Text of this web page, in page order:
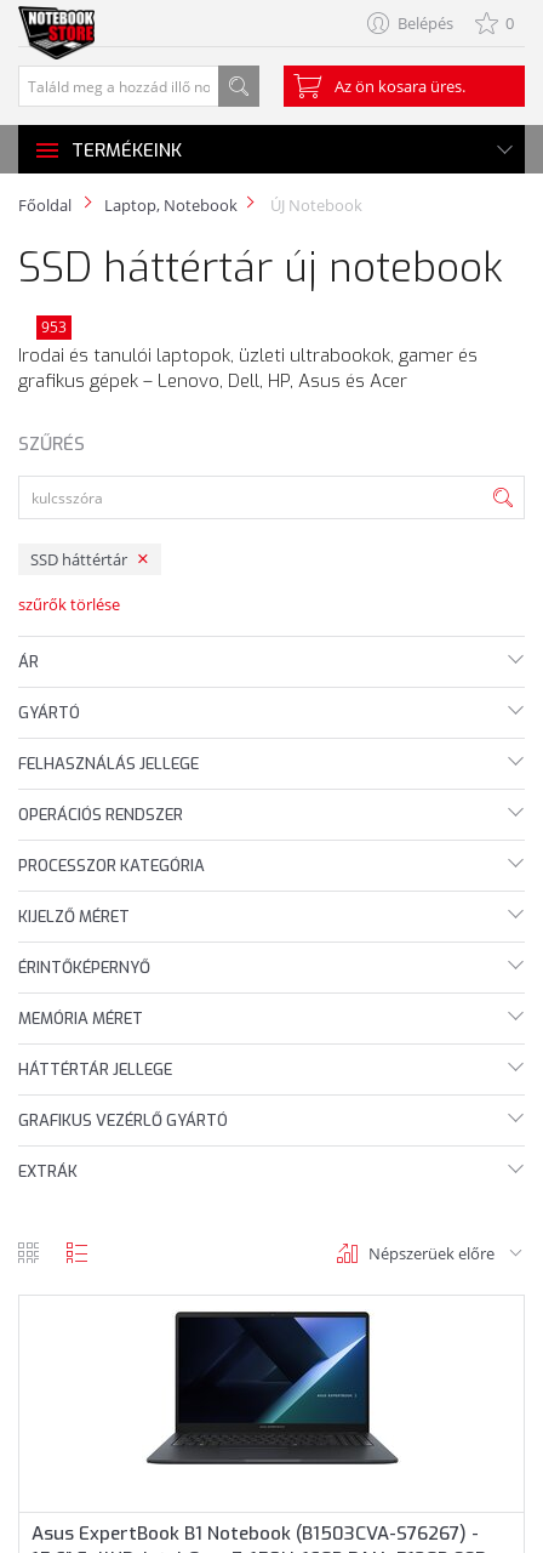
Belépés 0
Az ön kosara üres.
TERMÉKEINK
Főoldal Laptop, Notebook ÚJ Notebook
SSD háttértár új notebook
953
Irodai és tanulói laptopok, üzleti ultrabookok, gamer és
grafikus gépek – Lenovo, Dell, HP, Asus és Acer
SZŰRÉS
SSD háttértár
szűrők törlése
ÁR
GYÁRTÓ
FELHASZNÁLÁS JELLEGE
OPERÁCIÓS RENDSZER
PROCESSZOR KATEGÓRIA
KIJELZŐ MÉRET
ÉRINTŐKÉPERNYŐ
MEMÓRIA MÉRET
HÁTTÉRTÁR JELLEGE
GRAFIKUS VEZÉRLŐ GYÁRTÓ
EXTRÁK
Népszerüek előre
Asus ExpertBook B1 Notebook (B1503CVA-S76267) -